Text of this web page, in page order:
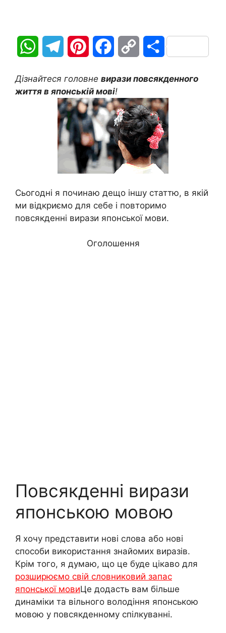
W
a
p
l
e
g
a
m
n
t
e
r
e
s
t
c
e
b
o
o
k
y
L
n
k
П
л
и
т
и
с
Дізнайтеся головне вирази повсякденного
життя в японській мові!
Сьогодні я починаю дещо іншу статтю, в якій
ми відкриємо для себе і повторимо
повсякденні вирази японської мови.
Оголошення
Повсякденні вирази
японською мовою
Я хочу представити нові слова або нові
способи використання знайомих виразів.
Крім того, я думаю, що це буде цікаво для
розширюємо свій словниковий запас
японської мовиЦе додасть вам більше
динаміки та вільного володіння японською
мовою у повсякденному спілкуванні.